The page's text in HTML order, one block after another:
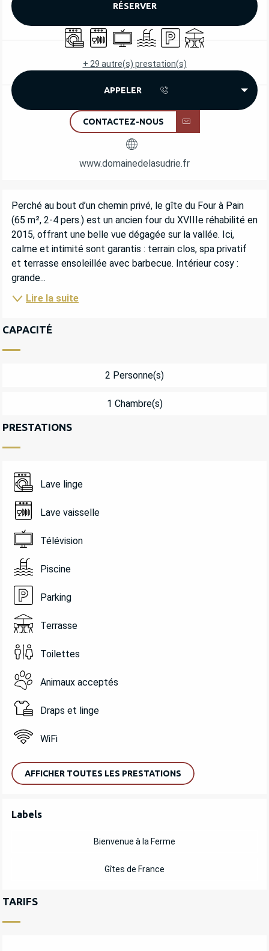
RÉSERVER
Lave lingeLave vaisselle
TélévisionPiscineParkingTerrasse
+ 29 autre(s) prestation(s)
APPELER
CONTACTEZ-NOUS
www.domainedelasudrie.fr
DESCRIPTION
Perché au bout d’un chemin privé, le gîte du Four à Pain
(65 m², 2-4 pers.) est un ancien four du XVIIIe réhabilité en
2015, offrant une belle vue dégagée sur la vallée. Ici,
calme et intimité sont garantis : terrain clos, spa privatif
et terrasse ensoleillée avec barbecue. Intérieur cosy :
grande...
Lire la suite
CAPACITÉ
2 Personne(s)
1 Chambre(s)
PRESTATIONS
Lave linge
Lave vaisselle
Télévision
Piscine
Parking
Terrasse
Toilettes
Animaux acceptés
Draps et linge
WiFi
AFFICHER TOUTES LES PRESTATIONS
OFFRES DE PRESTATIONS
Labels
Labels
Bienvenue à la Ferme
Gîtes de France
TARIFS